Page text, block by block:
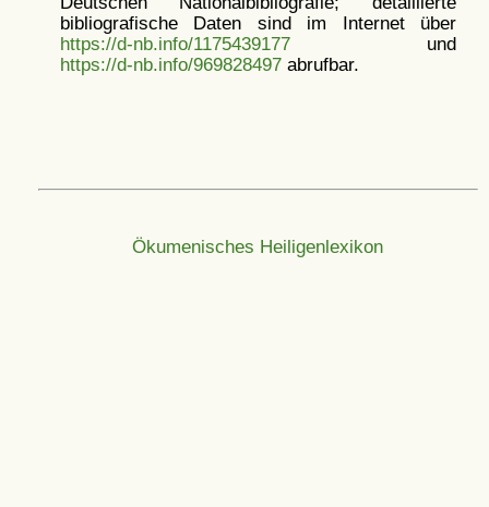
bibliografische Daten sind im Internet über
https://d-nb.info/1175439177und
https://d-nb.info/969828497abrufbar.
Ökumenisches Heiligenlexikon